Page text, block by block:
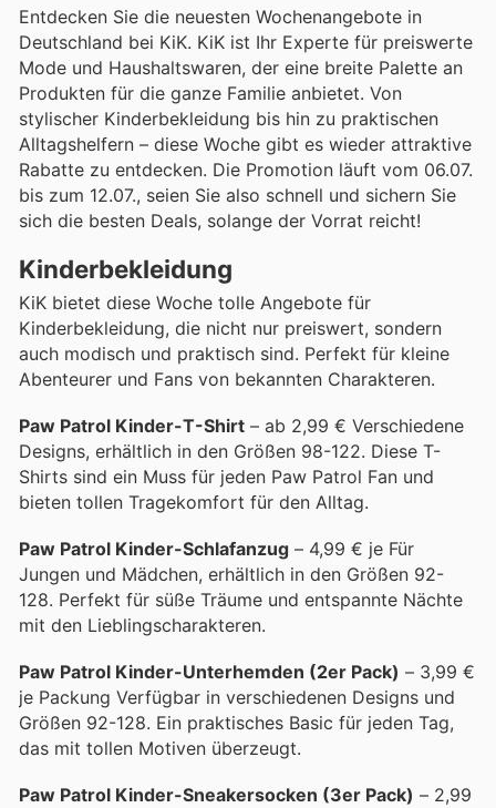
Entdecken Sie die neuesten Wochenangebote in
Deutschland bei KiK. KiK ist Ihr Experte für preiswerte
Mode und Haushaltswaren, der eine breite Palette an
Produkten für die ganze Familie anbietet. Von
stylischer Kinderbekleidung bis hin zu praktischen
Alltagshelfern – diese Woche gibt es wieder attraktive
Rabatte zu entdecken. Die Promotion läuft vom 06.07.
bis zum 12.07., seien Sie also schnell und sichern Sie
sich die besten Deals, solange der Vorrat reicht!
Kinderbekleidung
KiK bietet diese Woche tolle Angebote für
Kinderbekleidung, die nicht nur preiswert, sondern
auch modisch und praktisch sind. Perfekt für kleine
Abenteurer und Fans von bekannten Charakteren.
Paw Patrol Kinder-T-Shirt – ab 2,99 € Verschiedene
Designs, erhältlich in den Größen 98-122. Diese T-
Shirts sind ein Muss für jeden Paw Patrol Fan und
bieten tollen Tragekomfort für den Alltag.
Paw Patrol Kinder-Schlafanzug – 4,99 € je Für
Jungen und Mädchen, erhältlich in den Größen 92-
128. Perfekt für süße Träume und entspannte Nächte
mit den Lieblingscharakteren.
Paw Patrol Kinder-Unterhemden (2er Pack) – 3,99 €
je Packung Verfügbar in verschiedenen Designs und
Größen 92-128. Ein praktisches Basic für jeden Tag,
das mit tollen Motiven überzeugt.
Paw Patrol Kinder-Sneakersocken (3er Pack) – 2,99